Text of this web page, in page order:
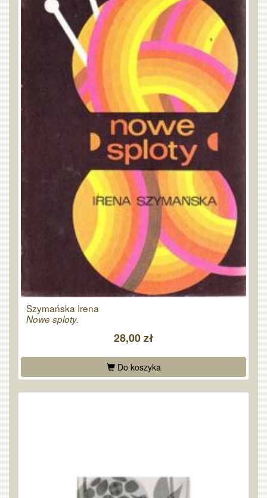
Szymańska Irena
Nowe sploty.
28,00 zł
Do koszyka